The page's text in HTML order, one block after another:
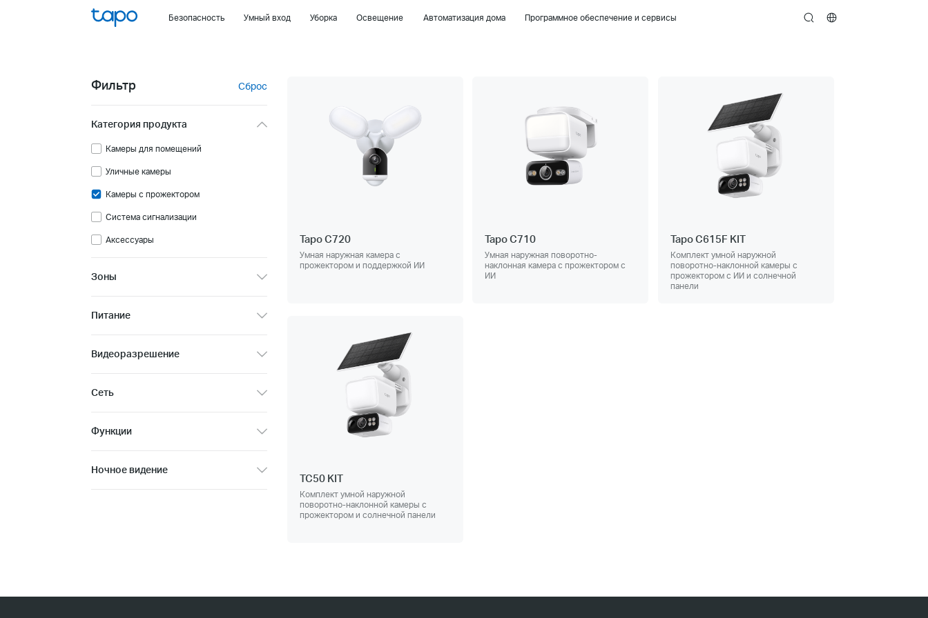
Безопасность Умный вход Уборка Освещение Автоматизация дома Программное обеспечение и сервисы search
Фильтр Сброс
Категория продукта
Камеры для помещений
Уличные камеры
Камеры с прожектором
Система сигнализации
Аксессуары
Зоны
Питание
Видеоразрешение
Сеть
Функции
Ночное видение
Tapo C720
Умная наружная камера с
прожектором и поддержкой ИИ
Tapo C710
Умная наружная поворотно-
наклонная камера с прожектором с
ИИ
Tapo C615F KIT
Комплект умной наружной
поворотно-наклонной камеры с
прожектором с ИИ и солнечной
панели
TC50 KIT
Комплект умной наружной
поворотно-наклонной камеры с
прожектором и солнечной панели